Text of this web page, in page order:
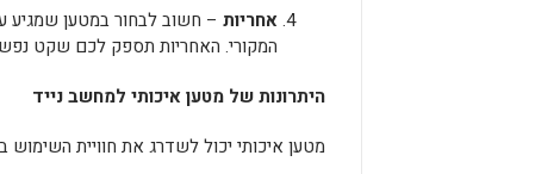
אחריות – חשוב לבחור במטען שמגיע
המקורי. האחריות תספק לכם שקט
היתרונות של מטען איכותי למחשב נייד
מטען איכותי יכול לשדרג את חוויית